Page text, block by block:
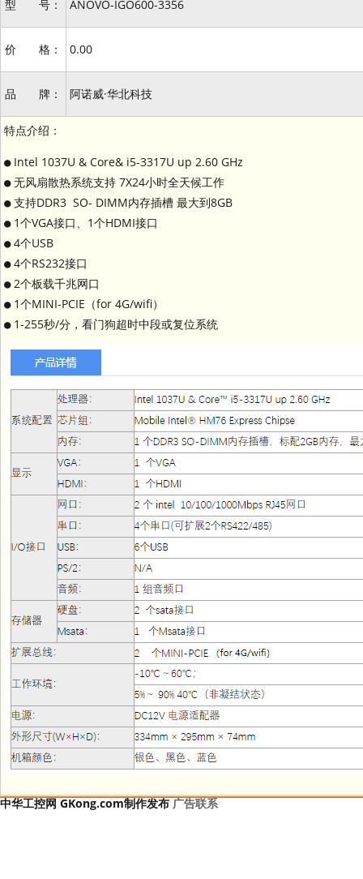
型 号： ANOVO-IGO600-3356
价 格： 0.00
品 牌： 阿诺威·华北科技
特点介绍：
● Intel 1037U & Core& i5-3317U up 2.60 GHz
● 无风扇散热系统支持 7X24小时全天候工作
● 支持DDR3 SO- DIMM内存插槽 最大到8GB
● 1个VGA接口、1个HDMI接口
● 4个USB
● 4个RS232接口
● 2个板载千兆网口
● 1个MINI-PCIE（for 4G/wifi）
● 1-255秒/分，看门狗超时中段或复位系统
中华工控网 GKong.com制作发布广告联系